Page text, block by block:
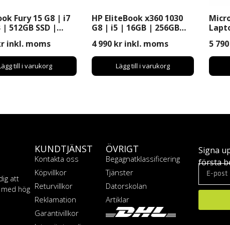
Fury 15 G8 | i7
| 512GB SSD |
Windows 11 Pro |
inkl. moms
till i varukorg
HP EliteBook x360 1030
G8 | i5 | 16GB | 256GB
13,3″
4 990 krinkl. moms
Lägg till i varukorg
Pro |
5 790
att
hög
KUNDTJÄNST
Kontakta oss
Köpvillkor
Returvillkor
Reklamation
Garantivillkor
ÖVRIGT
Begagnatklassificering
Tjänster
Datorskolan
Artiklar
Signa
första